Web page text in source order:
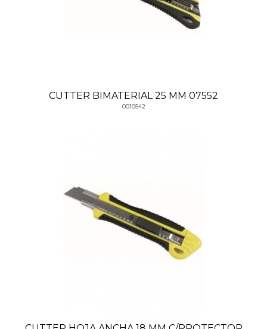
CUTTER BIMATERIAL 25 MM 07552
0010542